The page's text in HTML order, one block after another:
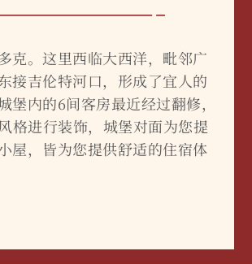
克。这里西临大西洋，毗邻广
接吉伦特河口，形成了宜人的
堡内的6间客房最近经过翻修，
格进行装饰，城堡对面为您提
屋，皆为您提供舒适的住宿体